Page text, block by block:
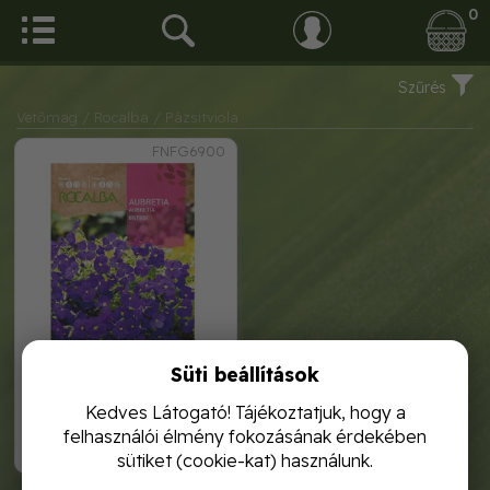
0
Szűrés
Vetőmag / Rocalba
/ Pázsitviola
FNFG6900
1 120,-
pázsitviola 0, 5g rocalba
Süti beállítások
Kedves Látogató! Tájékoztatjuk, hogy a
felhasználói élmény fokozásának érdekében
sütiket (cookie-kat) használunk.